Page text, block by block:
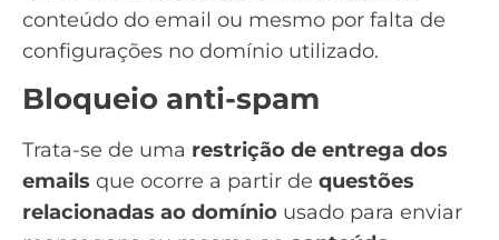
conteúdo do email ou mesmo por falta de
configurações no domínio utilizado.
Bloqueio anti-spam
Trata-se de uma restrição de entrega dos
emails que ocorre a partir de questões
relacionadas ao domínio usado para enviar